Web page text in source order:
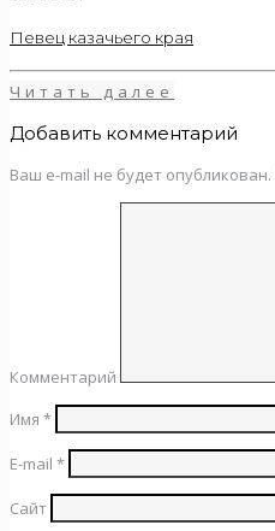
Певец казачьего края
Читать далее
Добавить комментарий
Ваш e-mail не будет опубликован.
Комментарий
Имя *
E-mail *
Сайт